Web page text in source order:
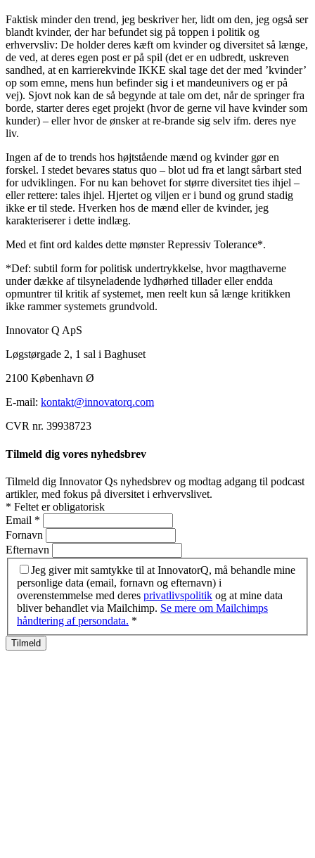
Faktisk minder den trend, jeg beskriver her, lidt om den, jeg også ser
blandt kvinder, der har befundet sig på toppen i politik og
erhvervsliv: De holder deres kæft om kvinder og diversitet så længe,
de ved, at deres egen post er på spil (det er en udbredt, uskreven
sandhed, at en karrierekvinde IKKE skal tage det der med ’kvinder’
op som emne, mens hun befinder sig i et mandeunivers og er på
vej). Sjovt nok kan de så begynde at tale om det, når de springer fra
borde, starter deres eget projekt (hvor de gerne vil have kvinder som
kunder) – eller hvor de ønsker at re-brande sig selv ifm. deres nye
liv.
Ingen af de to trends hos højtstående mænd og kvinder gør en
forskel. I stedet bevares status quo – blot ud fra et langt sårbart sted
for udviklingen. For nu kan behovet for større diversitet ties ihjel –
eller rettere: tales ihjel. Hjertet og viljen er i bund og grund stadig
ikke er til stede. Hverken hos de mænd eller de kvinder, jeg
karakteriserer i dette indlæg.
Med et fint ord kaldes dette mønster Repressiv Tolerance*.
*Def: subtil form for politisk undertrykkelse, hvor magthaverne
under dække af tilsyneladende lydhørhed tillader eller endda
opmuntrer til kritik af systemet, men reelt kun så længe kritikken
ikke rammer systemets grundvold.
Innovator Q ApS
Løgstørgade 2, 1 sal i Baghuset
2100 København Ø
E-mail: kontakt@innovatorq.com
CVR nr. 39938723
Tilmeld dig vores nyhedsbrev
Tilmeld dig Innovator Qs nyhedsbrev og modtag adgang til podcast
artikler, med fokus på diversitet i erhvervslivet.
* Feltet er obligatorisk
Email *
Fornavn
Efternavn
Jeg giver mit samtykke til at InnovatorQ, må behandle mine
personlige data (email, fornavn og efternavn) i
overenstemmelse med deres privatlivspolitik og at mine data
bliver behandlet via Mailchimp. Se mere om Mailchimps
håndtering af persondata. *